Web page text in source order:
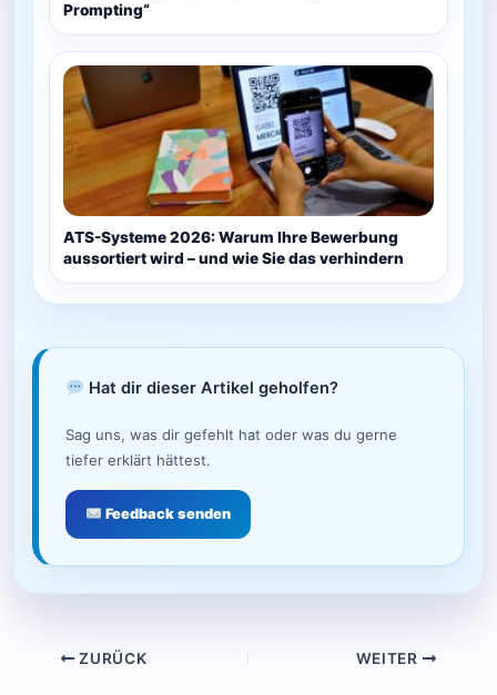
Prompting“
ATS-Systeme 2026: Warum Ihre Bewerbung
aussortiert wird – und wie Sie das verhindern
Hat dir dieser Artikel geholfen?
Sag uns, was dir gefehlt hat oder was du gerne
tiefer erklärt hättest.
Feedback senden
ZURÜCK WEITER